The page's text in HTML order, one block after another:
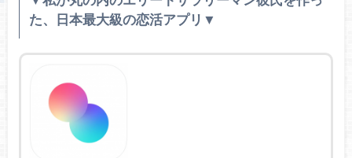
た、日本最大級の恋活アプリ▼